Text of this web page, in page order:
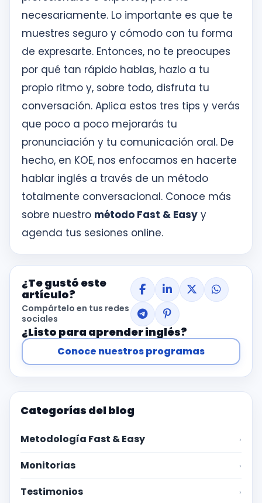
necesariamente. Lo importante es que te
muestres seguro y cómodo con tu forma
de expresarte. Entonces, no te preocupes
por qué tan rápido hablas, hazlo a tu
propio ritmo y, sobre todo, disfruta tu
conversación. Aplica estos tres tips y verás
que poco a poco mejorarás tu
pronunciación y tu comunicación oral. De
hecho, en KOE, nos enfocamos en hacerte
hablar inglés a través de un método
totalmente conversacional. Conoce más
sobre nuestro método Fast & Easy y
agenda tus sesiones online.
¿Te gustó este
artículo?
Compártelo en tus redes
sociales
¿Listo para aprender inglés?
Conoce nuestros programas
Categorías del blog
Metodología Fast & Easy ›
Monitorias ›
Testimonios ›